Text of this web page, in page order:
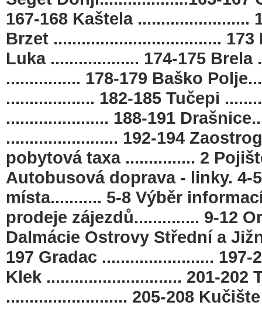
167-168 Kaštela ........................
Brzet ....................................
Luka ................... 174-175 Brela
................ 178-179 Baško
................... 182-185 Tučepi
...................... 188-191
........................ 192-194
pobytová taxa ............... 2
Autobusová doprava - linky.
místa........... 5-8 Výběr
prodeje zájezdů.............. 9-12
Dalmácie Ostrovy Střední a
197 Gradac ........................
Klek ............................. 201-202
.......................... 205-208